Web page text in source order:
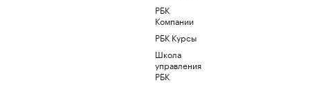
РБК
Компании
РБК Курсы
Школа
управления
РБК